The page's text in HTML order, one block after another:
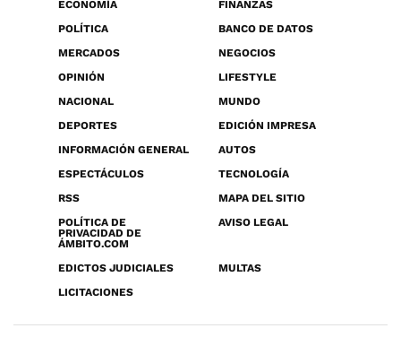
ECONOMÍA
FINANZAS
POLÍTICA
BANCO DE DATOS
MERCADOS
NEGOCIOS
OPINIÓN
LIFESTYLE
NACIONAL
MUNDO
DEPORTES
EDICIÓN IMPRESA
INFORMACIÓN GENERAL
AUTOS
ESPECTÁCULOS
TECNOLOGÍA
RSS
MAPA DEL SITIO
POLÍTICA DE
PRIVACIDAD DE
ÁMBITO.COM
AVISO LEGAL
EDICTOS JUDICIALES
MULTAS
LICITACIONES